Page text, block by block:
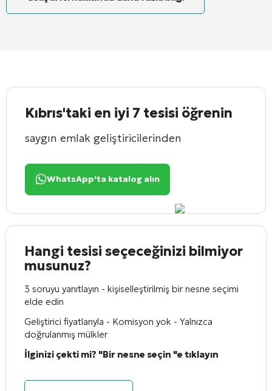
Kıbrıs'taki en iyi 7 tesisi öğrenin
saygın emlak geliştiricilerinden
WhatsApp'ta katalog alın
Hangi tesisi seçeceğinizi bilmiyor
musunuz?
3 soruyu yanıtlayın - kişiselleştirilmiş bir nesne seçimi
elde edin
Geliştirici fiyatlarıyla - Komisyon yok - Yalnızca
doğrulanmış mülkler
İlginizi çekti mi? "Bir nesne seçin "e tıklayın